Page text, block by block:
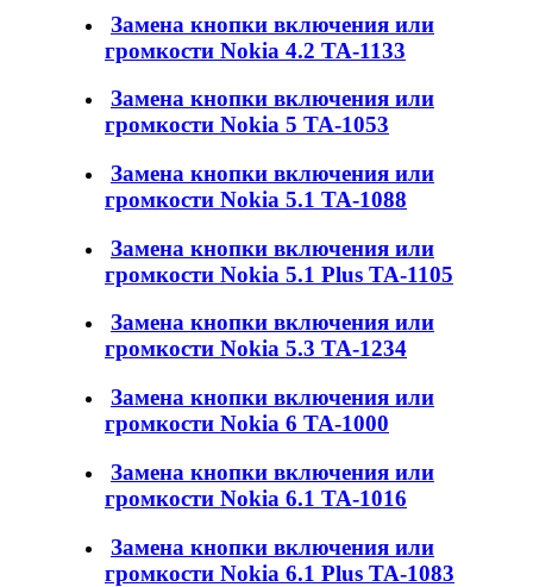
Замена кнопки включения или
громкости Nokia 4.2 TA-1133
Замена кнопки включения или
громкости Nokia 5 TA-1053
Замена кнопки включения или
громкости Nokia 5.1 TA-1088
Замена кнопки включения или
громкости Nokia 5.1 Plus TA-1105
Замена кнопки включения или
громкости Nokia 5.3 TA-1234
Замена кнопки включения или
громкости Nokia 6 TA-1000
Замена кнопки включения или
громкости Nokia 6.1 TA-1016
Замена кнопки включения или
громкости Nokia 6.1 Plus TA-1083